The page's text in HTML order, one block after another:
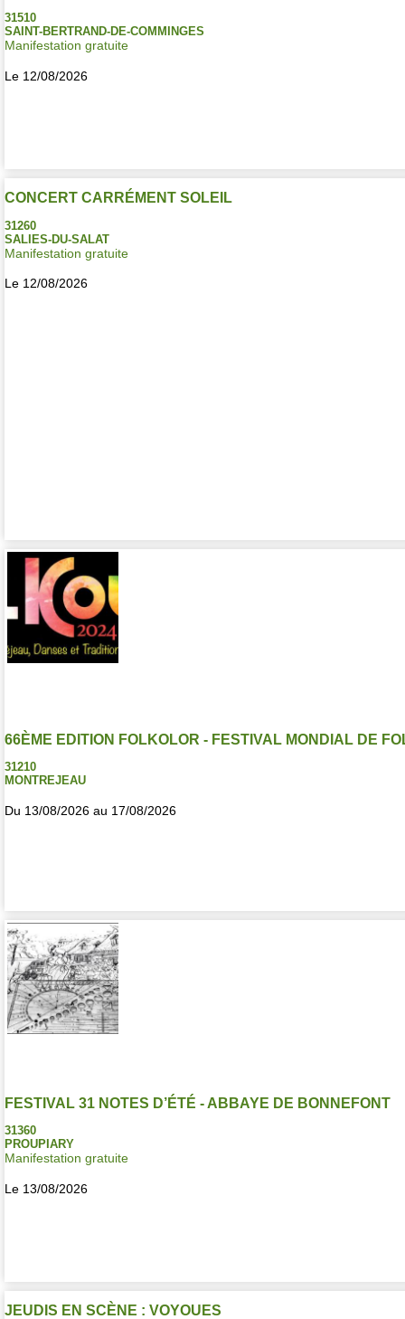
31510
SAINT-BERTRAND-DE-COMMINGES
Manifestation gratuite
Le 12/08/2026
CONCERT CARRÉMENT SOLEIL
31260
SALIES-DU-SALAT
Manifestation gratuite
Le 12/08/2026
66ÈME EDITION FOLKOLOR - FESTIVAL MONDIAL DE
31210
MONTREJEAU
Du 13/08/2026 au 17/08/2026
FESTIVAL 31 NOTES D’ÉTÉ - ABBAYE DE BONNEFONT
31360
PROUPIARY
Manifestation gratuite
Le 13/08/2026
JEUDIS EN SCÈNE : VOYOUES